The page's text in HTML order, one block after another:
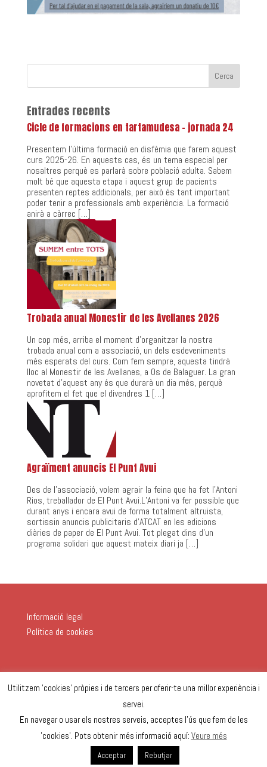
Entrades recents
Cicle de formacions en tartamudesa – jornada 24
Presentem l’última formació en disfèmia que farem aquest
curs 2025-26. En aquests cas, és un tema especial per
nosaltres perquè es parlarà sobre població adulta. Sabem
molt bé que aquesta etapa i aquest grup de pacients
presenten reptes addicionals, per això és tant important
poder tenir a professionals amb experiència. La formació
anirà a càrrec […]
Trobada anual Monestir de les Avellanes 2026
Un cop més, arriba el moment d’organitzar la nostra
trobada anual com a associació, un dels esdeveniments
més esperats del curs. Com fem sempre, aquesta tindrà
lloc al Monestir de les Avellanes, a Os de Balaguer. La gran
novetat d’aquest any és que durarà un dia més, perquè
aprofitem el fet que el divendres 1 […]
Agraïment anuncis El Punt Avui
Des de l’associació, volem agrair la feina que ha fet l’Antoni
Rios, treballador de El Punt Avui.L’Antoni va fer possible que
durant anys i encara avui de forma totalment altruista,
sortissin anuncis publicitaris d’ATCAT en les edicions
diàries de paper de El Punt Avui. Tot plegat dins d’un
programa solidari que aquest mateix diari ja […]
Informació legal
Política de cookies
Utilitzem 'cookies' pròpies i de tercers per oferir-te una millor experiència i
servei.
En navegar o usar els nostres serveis, acceptes l'ús que fem de les
'cookies'. Pots obtenir més informació aquí: Veure més
Acceptar Rebutjar